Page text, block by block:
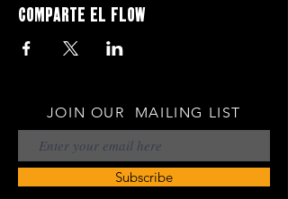
Comparte el flow
JOIN OUR MAILING LIST
Subscribe